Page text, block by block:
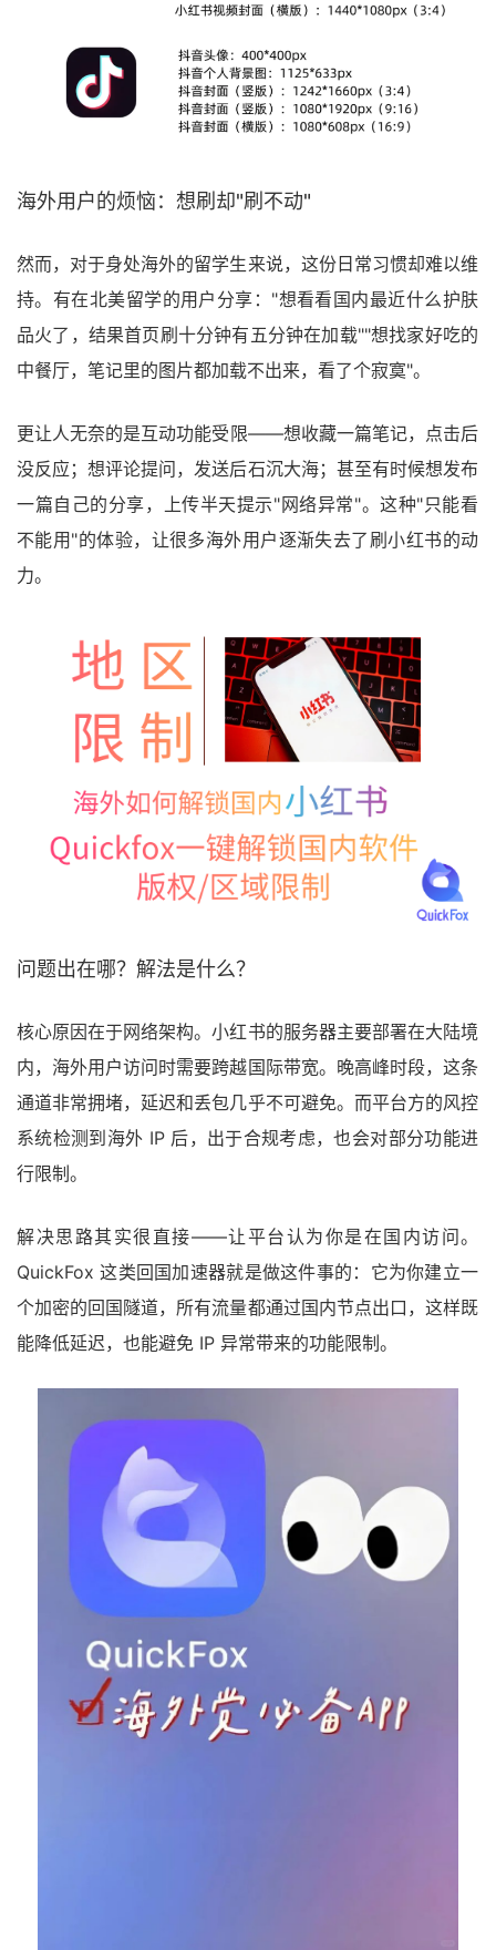
海外用户的烦恼：想刷却"刷不动"
然而，对于身处海外的留学生来说，这份日常习惯却难以维
持。有在北美留学的用户分享："想看看国内最近什么护肤
品火了，结果首页刷十分钟有五分钟在加载""想找家好吃的
中餐厅，笔记里的图片都加载不出来，看了个寂寞"。
更让人无奈的是互动功能受限——想收藏一篇笔记，点击后
没反应；想评论提问，发送后石沉大海；甚至有时候想发布
一篇自己的分享，上传半天提示"网络异常"。这种"只能看
不能用"的体验，让很多海外用户逐渐失去了刷小红书的动
力。
问题出在哪？解法是什么？
核心原因在于网络架构。小红书的服务器主要部署在大陆境
内，海外用户访问时需要跨越国际带宽。晚高峰时段，这条
通道非常拥堵，延迟和丢包几乎不可避免。而平台方的风控
系统检测到海外 IP 后，出于合规考虑，也会对部分功能进
行限制。
解决思路其实很直接——让平台认为你是在国内访问。
QuickFox 这类回国加速器就是做这件事的：它为你建立一
个加密的回国隧道，所有流量都通过国内节点出口，这样既
能降低延迟，也能避免 IP 异常带来的功能限制。